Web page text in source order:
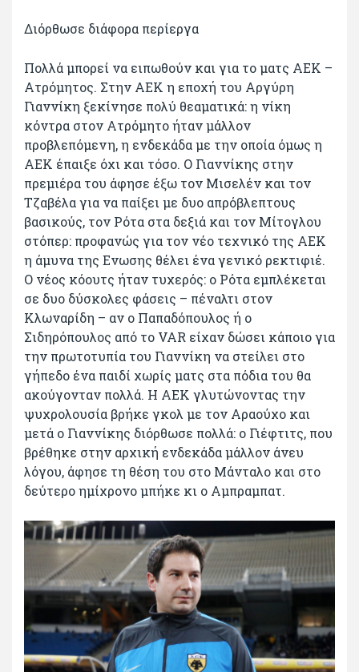
Διόρθωσε διάφορα περίεργα
Πολλά μπορεί να ειπωθούν και για το ματς ΑΕΚ –
Ατρόμητος. Στην ΑΕΚ η εποχή του Αργύρη
Γιαννίκη ξεκίνησε πολύ θεαματικά: η νίκη
κόντρα στον Ατρόμητο ήταν μάλλον
προβλεπόμενη, η ενδεκάδα με την οποία όμως η
ΑΕΚ έπαιξε όχι και τόσο. Ο Γιαννίκης στην
πρεμιέρα του άφησε έξω τον Μισελέν και τον
Τζαβέλα για να παίξει με δυο απρόβλεπτους
βασικούς, τον Ρότα στα δεξιά και τον Μίτογλου
στόπερ: προφανώς για τον νέο τεχνικό της ΑΕΚ
η άμυνα της Ενωσης θέλει ένα γενικό ρεκτιφιέ.
Ο νέος κόουτς ήταν τυχερός: ο Ρότα εμπλέκεται
σε δυο δύσκολες φάσεις – πέναλτι στον
Κλωναρίδη – αν ο Παπαδόπουλος ή ο
Σιδηρόπουλος από το VAR είχαν δώσει κάποιο για
την πρωτοτυπία του Γιαννίκη να στείλει στο
γήπεδο ένα παιδί χωρίς ματς στα πόδια του θα
ακούγονταν πολλά. Η ΑΕΚ γλυτώνοντας την
ψυχρολουσία βρήκε γκολ με τον Αραούχο και
μετά ο Γιαννίκης διόρθωσε πολλά: ο Γιέφτιτς, που
βρέθηκε στην αρχική ενδεκάδα μάλλον άνευ
λόγου, άφησε τη θέση του στο Μάνταλο και στο
δεύτερο ημίχρονο μπήκε κι ο Αμπραμπατ.